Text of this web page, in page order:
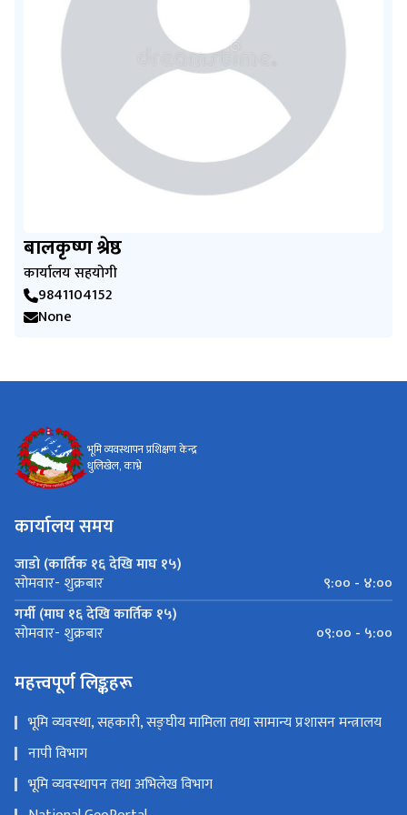
बालकृष्ण श्रेष्ठ
कार्यालय सहयोगी
9841104152
None
भूमि व्यवस्थापन प्रशिक्षण केन्द्र
धुलिखेल, काभ्रे
कार्यालय समय
जाडो (कार्तिक १६ देखि माघ १५)
सोमवार- शुक्रबार
९:०० - ४:००
गर्मी (माघ १६ देखि कार्तिक १५)
सोमवार- शुक्रबार ०९:०० - ५:००
महत्त्वपूर्ण लिङ्कहरू
भूमि व्यवस्था, सहकारी, सङ्घीय मामिला तथा सामान्य प्रशासन मन्त्रालय
नापी विभाग
भूमि व्यवस्थापन तथा अभिलेख विभाग